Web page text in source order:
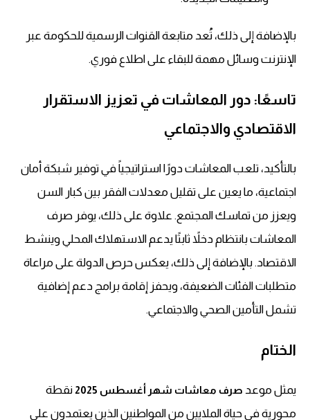
بالإضافة إلى ذلك، تُعد متابعة القنوات الرسمية للحكومة عبر
الإنترنت وسائل مهمة للبقاء على اطلاع فوري.
تاسعًا: دور المعاشات في تعزيز الاستقرار
الاقتصادي والاجتماعي
بالتأكيد، تلعب المعاشات دورًا استراتيجياً في توفير شبكة أمان
اجتماعية، ما يعين على تقليل معدلات الفقر بين كبار السن
ويعزز من تماسك المجتمع. علاوة على ذلك، يوفر صرف
المعاشات بانتظام دخلاً ثابتًا يدعم الاستهلاك المحلي وينشط
الاقتصاد. بالإضافة إلى ذلك، يعكس حرص الدولة على مراعاة
متطلبات الفئات الضعيفة، ويحفز إقامة برامج دعم إضافية
تشمل التأمين الصحي والاجتماعي.
الختام
يمثل موعد صرف معاشات شهر أغسطس 2025
نقطة
محورية في حياة الملايين من المواطنين الذين يعتمدون على